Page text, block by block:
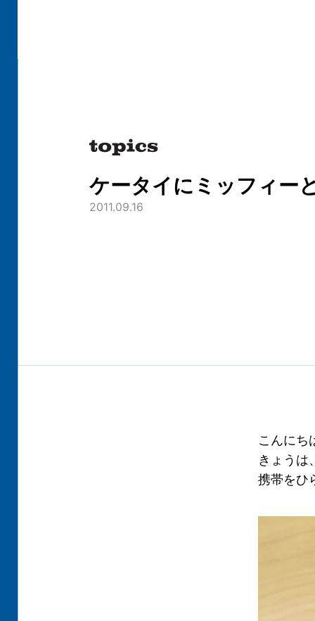
ケータイにミッフィー
2011.09.16
こんにち
きょうは
携帯をひ